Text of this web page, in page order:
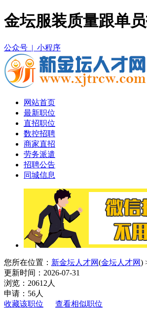
金坛服装质量跟单
公众号 | 小程序
网站首页
最新职位
直招职位
数控招聘
商家直招
劳务派遣
招聘公告
同城信息
您所在位置： 新金坛人才网(金坛人才网)
更新时间：2026-07-31
浏览：20612人
申请：56人
收藏该职位
查看相似职位